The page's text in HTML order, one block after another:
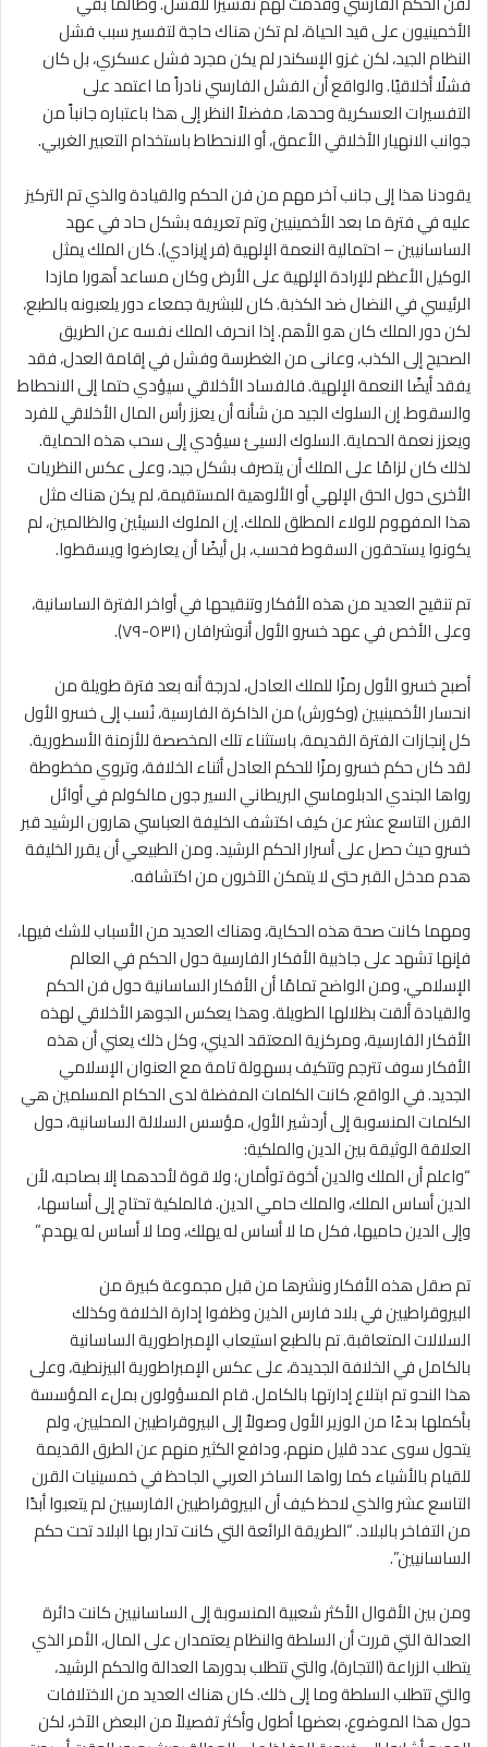
الأخمينيون على قيد الحياة، لم تكن هناك حاجة لتفسير سبب فشل
النظام الجيد، لكن غزو الإسكندر لم يكن مجرد فشل عسكري، بل كان
فشلًا أخلاقيًا. والواقع أن الفشل الفارسي نادراً ما اعتمد على
التفسيرات العسكرية وحدها، مفضلاً النظر إلى هذا باعتباره جانباً من
جوانب الانهيار الأخلاقي الأعمق، أو الانحطاط باستخدام التعبير الغربي.
يقودنا هذا إلى جانب آخر مهم من فن الحكم والقيادة والذي تم التركيز
عليه في فترة ما بعد الأخمينيين وتم تعريفه بشكل حاد في عهد
الساسانيين – احتمالية النعمة الإلهية (فر إيزادي). كان الملك يمثل
الوكيل الأعظم للإرادة الإلهية على الأرض وكان مساعد أهورا مازدا
الرئيسي في النضال ضد الكذبة. كان للبشرية جمعاء دور يلعبونه بالطبع،
لكن دور الملك كان هو الأهم. إذا انحرف الملك نفسه عن الطريق
الصحيح إلى الكذب، وعانى من الغطرسة وفشل في إقامة العدل، فقد
يفقد أيضًا النعمة الإلهية. فالفساد الأخلاقي سيؤدي حتما إلى الانحطاط
والسقوط. إن السلوك الجيد من شأنه أن يعزز رأس المال الأخلاقي للفرد
ويعزز نعمة الحماية. السلوك السيئ سيؤدي إلى سحب هذه الحماية.
لذلك كان لزامًا على الملك أن يتصرف بشكل جيد، وعلى عكس النظريات
الأخرى حول الحق الإلهي أو الألوهية المستقيمة، لم يكن هناك مثل
هذا المفهوم للولاء المطلق للملك. إن الملوك السيئين والظالمين، لم
يكونوا يستحقون السقوط فحسب، بل أيضًا أن يعارضوا ويسقطوا.
تم تنقيح العديد من هذه الأفكار وتنقيحها في أواخر الفترة الساسانية،
وعلى الأخص في عهد خسرو الأول أنوشرافان (٥٣١-٧٩).
أصبح خسرو الأول رمزًا للملك العادل، لدرجة أنه بعد فترة طويلة من
انحسار الأخمينيين (وكورش) من الذاكرة الفارسية، نُسب إلى خسرو الأول
كل إنجازات الفترة القديمة، باستثناء تلك المخصصة للأزمنة الأسطورية.
لقد كان حكم خسرو رمزًا للحكم العادل أثناء الخلافة، وتروي مخطوطة
رواها الجندي الدبلوماسي البريطاني السير جون مالكولم في أوائل
القرن التاسع عشر عن كيف اكتشف الخليفة العباسي هارون الرشيد قبر
خسرو حيث حصل على أسرار الحكم الرشيد. ومن الطبيعي أن يقرر الخليفة
هدم مدخل القبر حتى لا يتمكن الآخرون من اكتشافه.
ومهما كانت صحة هذه الحكاية، وهناك العديد من الأسباب للشك فيها،
فإنها تشهد على جاذبية الأفكار الفارسية حول الحكم في العالم
الإسلامي، ومن الواضح تمامًا أن الأفكار الساسانية حول فن الحكم
والقيادة ألقت بظلالها الطويلة. وهذا يعكس الجوهر الأخلاقي لهذه
الأفكار الفارسية، ومركزية المعتقد الديني، وكل ذلك يعني أن هذه
الأفكار سوف تترجم وتتكيف بسهولة تامة مع العنوان الإسلامي
الجديد. في الواقع، كانت الكلمات المفضلة لدى الحكام المسلمين هي
الكلمات المنسوبة إلى أردشير الأول، مؤسس السلالة الساسانية، حول
العلاقة الوثيقة بين الدين والملكية:
“واعلم أن الملك والدين أخوة توأمان؛ ولا قوة لأحدهما إلا بصاحبه، لأن
الدين أساس الملك، والملك حامي الدين. فالملكية تحتاج إلى أساسها،
وإلى الدين حاميها، فكل ما لا أساس له يهلك، وما لا أساس له يهدم.”
تم صقل هذه الأفكار ونشرها من قبل مجموعة كبيرة من
البيروقراطيين في بلاد فارس الذين وظفوا إدارة الخلافة وكذلك
السلالات المتعاقبة. تم بالطبع استيعاب الإمبراطورية الساسانية
بالكامل في الخلافة الجديدة، على عكس الإمبراطورية البيزنطية، وعلى
هذا النحو تم ابتلاع إدارتها بالكامل. قام المسؤولون بملء المؤسسة
بأكملها بدءًا من الوزير الأول وصولاً إلى البيروقراطيين المحليين، ولم
يتحول سوى عدد قليل منهم، ودافع الكثير منهم عن الطرق القديمة
للقيام بالأشياء كما رواها الساخر العربي الجاحظ في خمسينيات القرن
التاسع عشر والذي لاحظ كيف أن البيروقراطيين الفارسيين لم يتعبوا أبدًا
من التفاخر بالبلاد. “الطريقة الرائعة التي كانت تدار بها البلاد تحت حكم
الساسانيين”.
ومن بين الأقوال الأكثر شعبية المنسوبة إلى الساسانيين كانت دائرة
العدالة التي قررت أن السلطة والنظام يعتمدان على المال، الأمر الذي
يتطلب الزراعة (التجارة)، والتي تتطلب بدورها العدالة والحكم الرشيد،
والتي تتطلب السلطة وما إلى ذلك. كان هناك العديد من الاختلافات
حول هذا الموضوع، بعضها أطول وأكثر تفصيلاً من البعض الآخر، لكن